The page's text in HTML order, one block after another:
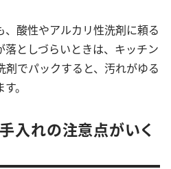
、酸性やアルカリ性洗剤に頼る
としづらいときは、キッチン
でパックすると、汚れがゆる
。
入れの注意点がいく